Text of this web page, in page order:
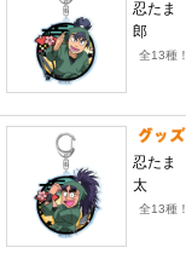
忍たま
郎
全13種
忍たま
太
全13種